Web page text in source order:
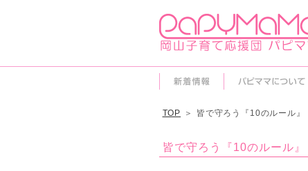
TOP ＞ 皆で守ろう『10のルール』
皆で守ろう『10のルール』